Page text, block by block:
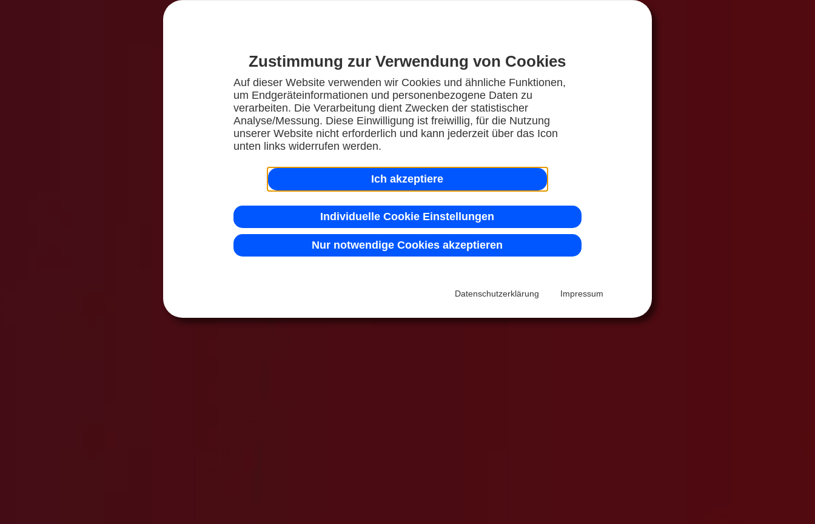
Zustimmung zur Verwendung von Cookies
Auf dieser Website verwenden wir Cookies und ähnliche Funktionen,
um Endgeräteinformationen und personenbezogene Daten zu
verarbeiten. Die Verarbeitung dient Zwecken der statistischer
Analyse/Messung. Diese Einwilligung ist freiwillig, für die Nutzung
unserer Website nicht erforderlich und kann jederzeit über das Icon
unten links widerrufen werden.
Ich akzeptiere
Individuelle Cookie Einstellungen
Nur notwendige Cookies akzeptieren
Datenschutzerklärung Impressum